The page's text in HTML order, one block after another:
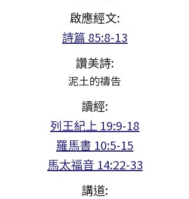
啟應經文:
詩篇 85:8-13
讚美詩:
泥土的禱告
讀經:
列王紀上 19:9-18
羅馬書 10:5-15
馬太福音 14:22-33
講道: